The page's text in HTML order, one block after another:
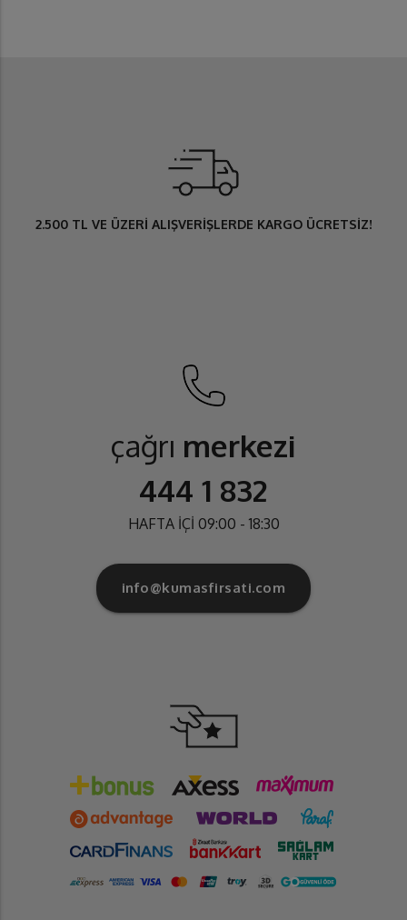
2.500 TL VE ÜZERİ ALIŞVERİŞLERDE KARGO ÜCRETSİZ!
çağrı merkezi
444 1 832
HAFTA İÇİ 09:00 - 18:30
info@kumasfirsati.com